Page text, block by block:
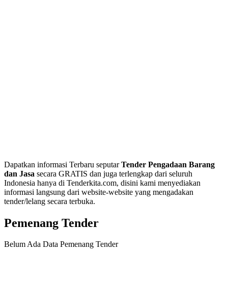
Dapatkan informasi Terbaru seputarTender Pengadaan Barang
dan Jasa secara GRATIS dan juga terlengkap dari seluruh
Indonesia hanya di Tenderkita.com, disini kami menyediakan
informasi langsung dari website-website yang mengadakan
tender/lelang secara terbuka.
Pemenang Tender
Belum Ada Data Pemenang Tender